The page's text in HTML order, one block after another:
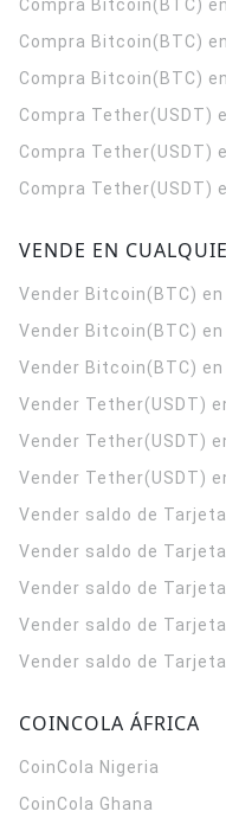
Compra Bitcoin(BTC)
Compra Bitcoin(BTC)
Compra Bitcoin(BTC)
Compra Tether(USDT)
Compra Tether(USDT)
Compra Tether(USDT)
VENDE EN
Vender Bitcoin(BTC) en
Vender Bitcoin(BTC) en
Vender Bitcoin(BTC) en
Vender Tether(USDT)
Vender Tether(USDT)
Vender Tether(USDT)
Vender saldo de
Vender saldo de
Vender saldo de
Vender saldo de
Vender saldo de
COINCOLA ÁFRICA
CoinCola Nigeria
CoinCola Ghana